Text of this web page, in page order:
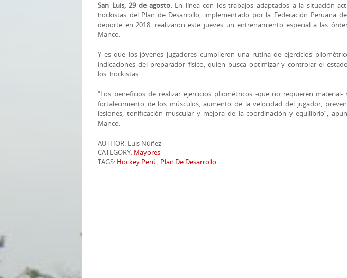
San Luis, 29 de agosto. En línea con los trabajos adaptados a la situación
hockistas del Plan de Desarrollo, implementado por la Federación Peruana
deporte en 2018, realizaron este jueves un entrenamiento especial a las
Manco.
Y es que los jóvenes jugadores cumplieron una rutina de ejercicios
indicaciones del preparador físico, quien busca optimizar y controlar el
los hockistas.
“Los beneficios de realizar ejercicios pliométricos -que no requieren material-
fortalecimiento de los músculos, aumento de la velocidad del jugador,
lesiones, tonificación muscular y mejora de la coordinación y equilibrio”,
Manco.
AUTHOR: Luis Núñez
CATEGORY: Mayores
TAGS: Hockey Perú , Plan De Desarrollo